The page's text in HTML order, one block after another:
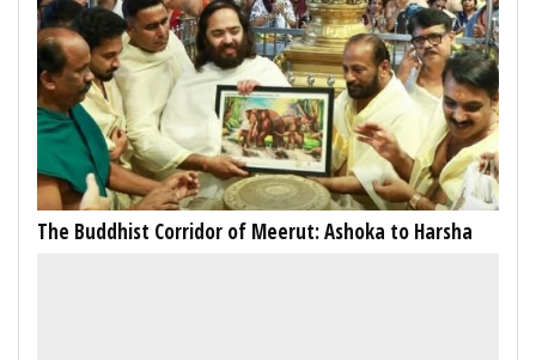
The Buddhist Corridor of Meerut: Ashoka to Harsha